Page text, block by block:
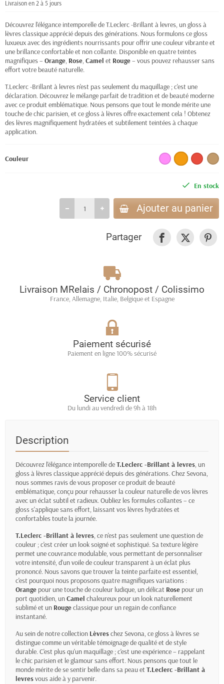
Livraison en 2 à 5 jours
Découvrez l'élégance intemporelle de T.Leclerc -Brillant à levres, un gloss à
lèvres classique apprécié depuis des générations. Nous formulons ce gloss
luxueux avec des ingrédients nourrissants pour offrir une couleur vibrante et
une brillance confortable et non collante. Disponible en quatre teintes
magnifiques – Orange, Rose, Camel et Rouge– vous pouvez rehausser sans
effort votre beauté naturelle.
T.Leclerc -Brillant à levres n'est pas seulement du maquillage ; c'est une
déclaration. Découvrez le mélange parfait de tradition et de beauté moderne
avec ce produit emblématique. Nous pensons que tout le monde mérite une
touche de chic parisien, et ce gloss à lèvres offre exactement cela ! Obtenez
des lèvres magnifiquement hydratées et subtilement teintées à chaque
application.
Couleur
En stock
Ajouter au panier
Partager
Livraison MRelais / Chronopost / Colissimo
France, Allemagne, Italie, Belgique et Espagne
Paiement sécurisé
Paiement en ligne 100% sécurisé
Service client
Du lundi au vendredi de 9h à 18h
Description
Découvrez l'élégance intemporelle deT.Leclerc -Brillant à levres, un
gloss à lèvres classique apprécié depuis des générations. Chez Sevona,
nous sommes ravis de vous proposer ce produit de beauté
emblématique, conçu pour rehausser la couleur naturelle de vos lèvres
avec un éclat subtil et radieux. Oubliez les formules collantes – ce
gloss s'applique sans effort, laissant vos lèvres hydratées et
confortables toute la journée.
T.Leclerc -Brillant à levres, ce n'est pas seulement une question de
couleur ; c'est créer un look soigné et sophistiqué. Sa texture légère
permet une couvrance modulable, vous permettant de personnaliser
votre intensité, d'un voile de couleur transparent à un éclat plus
prononcé. Nous savons que trouver la teinte parfaite est essentiel,
c'est pourquoi nous proposons quatre magnifiques variations :
Orange pour une touche de couleur ludique, un délicat Rose pour un
port quotidien, unCamel chaleureux pour un look naturellement
sublimé et un Rougeclassique pour un regain de confiance
instantané.
Au sein de notre collection Lèvreschez Sevona, ce gloss à lèvres se
distingue comme un véritable témoignage de qualité et de style
durable. C'est plus qu'un maquillage ; c'est une expérience – rappelant
le chic parisien et le glamour sans effort. Nous pensons que tout le
monde mérite de se sentir belle dans sa peau et T.Leclerc -Brillant à
levresvous aide à y parvenir.